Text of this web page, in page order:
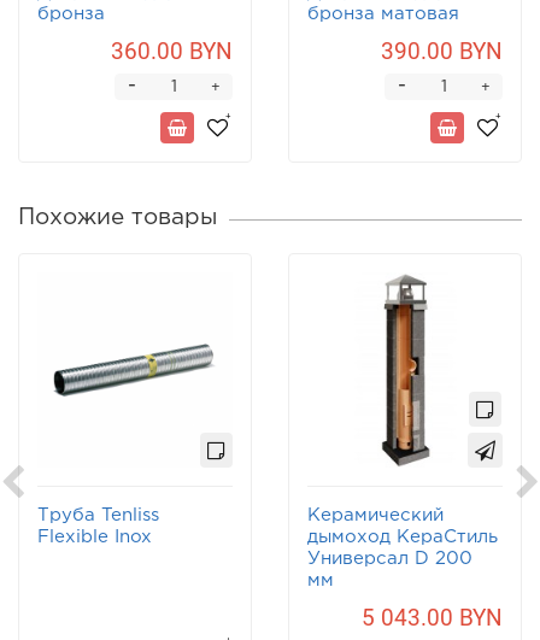
бронза
360.00 BYN
+
-
бронза матовая
390.00 BYN
+
-
Похожие товары
Труба Tenliss
Flexible Inox
Керамический
дымоход КераСтиль
Универсал D 200
мм
5 043.00 BYN